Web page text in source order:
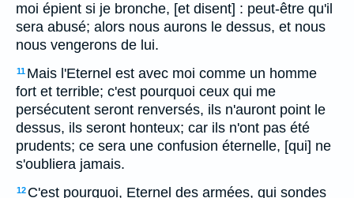
moi épient si je bronche, [et disent] : peut-être qu'il
sera abusé; alors nous aurons le dessus, et nous
nous vengerons de lui.
11 Mais l'Eternel est avec moi comme un homme
fort et terrible; c'est pourquoi ceux qui me
persécutent seront renversés, ils n'auront point le
dessus, ils seront honteux; car ils n'ont pas été
prudents; ce sera une confusion éternelle, [qui] ne
s'oubliera jamais.
12 C'est pourquoi, Eternel des armées, qui sondes